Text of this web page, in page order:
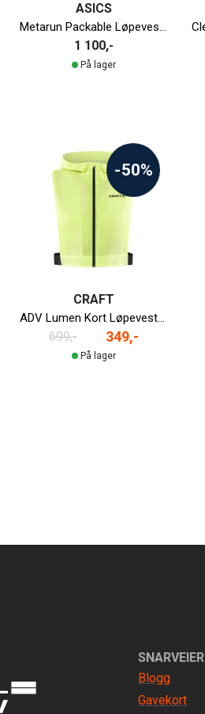
ASICS
Metarun Packable Løpevest Dame
1 100,-
På lager
-50%
CRAFT
ADV Lumen Kort Løpevest Unisex
699,- 349,-
På lager
SNARVEIER
Blogg
Gavekort